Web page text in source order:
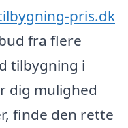
pris.dk
fra flere
tilbygning i
dig mulighed
finde den rette